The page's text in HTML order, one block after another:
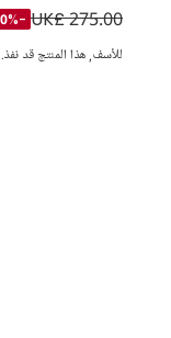
بودي سوت بوبلين
UK£ 275.00
-50%
للأسف, هذا المنتج قد نفذ.